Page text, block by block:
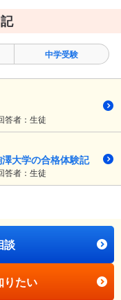
中学受験
答者：生徒
大学の合格体験記
答者：生徒
談
りたい